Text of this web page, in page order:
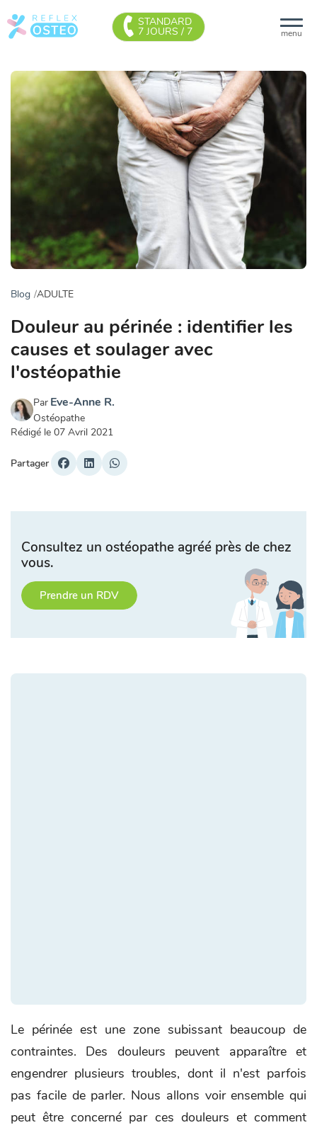
menu
STANDARD
7 JOURS / 7
Blog ADULTE
Douleur au périnée : identifier les
causes et soulager avec
l'ostéopathie
Par Eve-Anne R.
Ostéopathe
Rédigé le 07 Avril 2021
Partager
Consultez un ostéopathe agréé près de chez
vous.
Prendre un RDV
Le périnée est une zone subissant beaucoup de
contraintes. Des douleurs peuvent apparaître et
engendrer plusieurs troubles, dont il n'est parfois
pas facile de parler. Nous allons voir ensemble qui
peut être concerné par ces douleurs et comment